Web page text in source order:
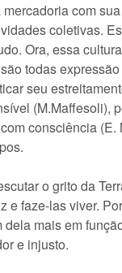
com
coletivas.
Ora, essa
todas
seu
consciência
o grito da
e faze-las viver.
mais em
e injusto.